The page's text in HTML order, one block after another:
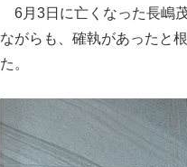
「目標達成できなかったから
6月3日に亡くなった長嶋
ながらも、確執があったと
た。